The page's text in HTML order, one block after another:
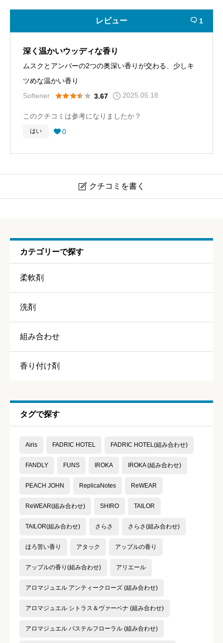
レビュー  1
深く温かいウッディな香り
ムスクとアンバーの2つの奥深い香りが交わる、少しキ
ツめな温かい香り
Softener
 3.67 2025.05.18
このクチコミは参考になりましたか？
はい  0
 クチコミを書く
ニックネーム 任意
持続力
カテゴリーで探す
柔軟剤
洗剤
組み合わせ
香り付け剤
タグで探す
Airis FADRIC HOTEL FADRIC HOTEL(組み合わせ)
FANDLY FUNS IROKA IROKA (組み合わせ)
PEACH JOHN ReplicaNotes ReWEAR
ReWEAR(組み合わせ) SHIRO TAILOR
TAILOR(組み合わせ) さらさ さらさ(組み合わせ)
ほろ苦い香り アタック アップルの香り
アップルの香り(組み合わせ) アリエール
アロマジュエル アンティークローズ (組み合わせ)
アロマジュエル シトラス＆ヴァーベナ (組み合わせ)
アロマジュエル パステルフローラル (組み合わせ)